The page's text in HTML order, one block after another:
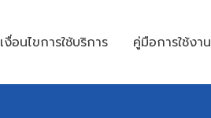
เงื่อนไขการใช้บริการ คู่มือการใช้งาน